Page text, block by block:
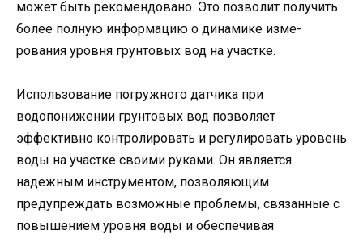
может быть рекомендовано. Это позволит получить
более полную информацию о динамике изме-
рования уровня грунтовых вод на участке.
Использование погружного датчика при
водопонижении грунтовых вод позволяет
эффективно контролировать и регулировать уровень
воды на участке своими руками. Он является
надежным инструментом, позволяющим
предупреждать возможные проблемы, связанные с
повышением уровня воды и обеспечивая